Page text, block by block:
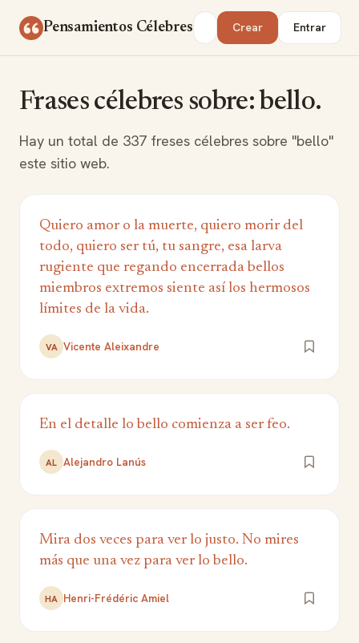
Pensamientos Célebres Buscar Crear Entrar
Frases célebres sobre: bello.
Hay un total de 337 freses célebres sobre "bello"
este sitio web.
Quiero amor o la muerte, quiero morir del
todo, quiero ser tú, tu sangre, esa larva
rugiente que regando encerrada bellos
miembros extremos siente así los hermosos
límites de la vida.
VA Vicente Aleixandre
En el detalle lo bello comienza a ser feo.
AL Alejandro Lanús
Mira dos veces para ver lo justo. No mires
más que una vez para ver lo bello.
HA Henri-Frédéric Amiel